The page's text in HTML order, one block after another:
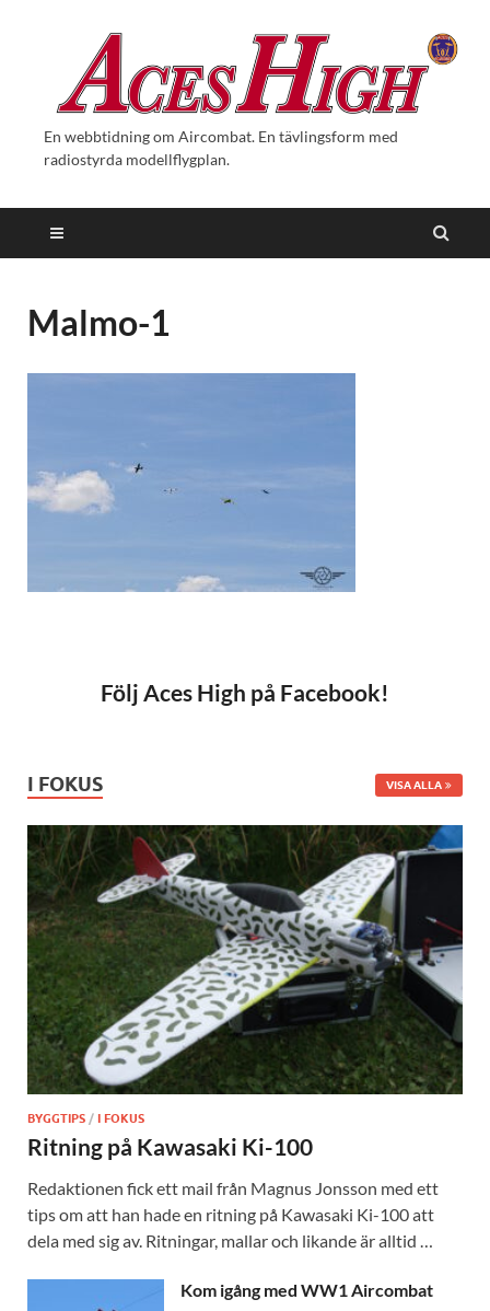
En webbtidning om Aircombat. En tävlingsform med
radiostyrda modellflygplan.
Malmo-1
Följ Aces High på Facebook!
I FOKUS VISA ALLA
BYGGTIPS / I FOKUS
Ritning på Kawasaki Ki-100
Redaktionen fick ett mail från Magnus Jonsson med ett
tips om att han hade en ritning på Kawasaki Ki-100 att
dela med sig av. Ritningar, mallar och likande är alltid …
Kom igång med WW1 Aircombat